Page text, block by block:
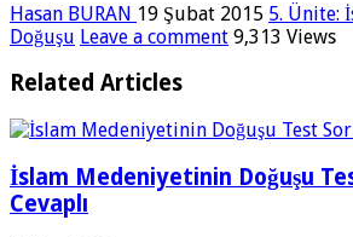
Hasan BURAN 19 Şubat 2015 5. Ünite:
Doğuşu Leave a comment 9,313 Views
Related Articles
İslam Medeniyetinin Doğuşu
Cevaplı